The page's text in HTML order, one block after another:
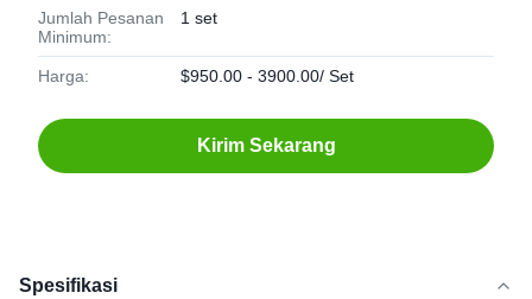
Jumlah Pesanan
Minimum:
1 set
Harga: $950.00 - 3900.00/ Set
Kirim Sekarang
Spesifikasi